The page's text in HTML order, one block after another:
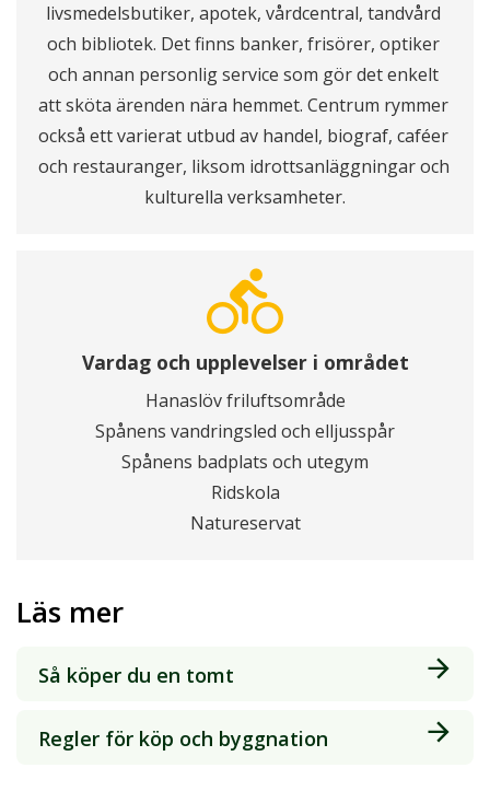
livsmedelsbutiker, apotek, vårdcentral, tandvård
och bibliotek. Det finns banker, frisörer, optiker
och annan personlig service som gör det enkelt
att sköta ärenden nära hemmet. Centrum rymmer
också ett varierat utbud av handel, biograf, caféer
och restauranger, liksom idrottsanläggningar och
kulturella verksamheter.
directions_bike
Vardag och upplevelser i området
Hanaslöv friluftsområde
Spånens vandringsled och elljusspår
Spånens badplats och utegym
Ridskola
Natureservat
Läs mer
Så köper du en tomt
Regler för köp och byggnation